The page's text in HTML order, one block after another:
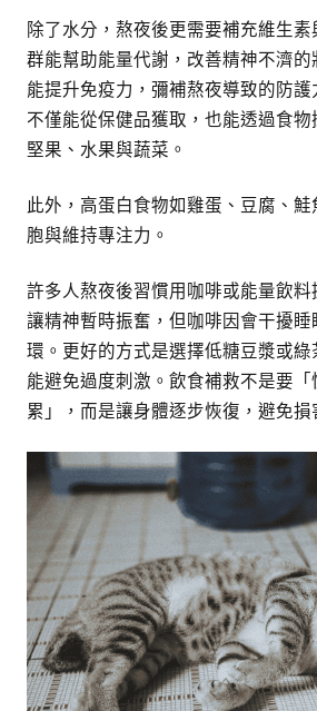
除了水分，熬夜後更需要補充維生
群能幫助能量代謝，改善精神不濟的
能提升免疫力，彌補熬夜導致的防
不僅能從保健品獲取，也能透過食物
堅果、水果與蔬菜。
此外，高蛋白食物如雞蛋、豆腐、
胞與維持專注力。
許多人熬夜後習慣用咖啡或能量飲
讓精神暫時振奮，但咖啡因會干擾
環。更好的方式是選擇低糖豆漿或
能避免過度刺激。飲食補救不是要
累」，而是讓身體逐步恢復，避免損